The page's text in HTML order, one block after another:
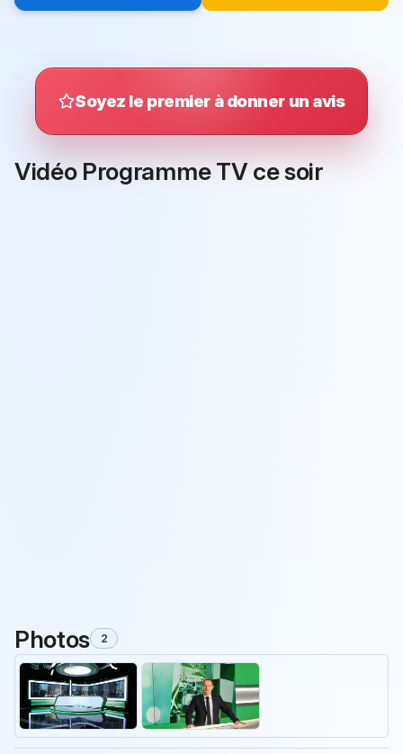
Soyez le premier à donner un avis
Vidéo Programme TV ce soir
Photos 2